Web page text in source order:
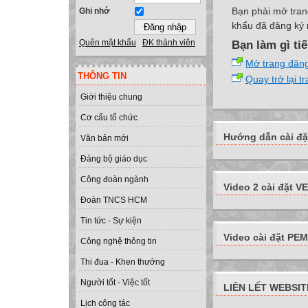
Ghi nhớ
Quên mật khẩu ĐK thành viên
THÔNG TIN
Giới thiệu chung
Cơ cấu tổ chức
Văn bản mới
Đảng bộ giáo dục
Công đoàn ngành
Đoàn TNCS HCM
Tin tức - Sự kiện
Công nghệ thông tin
Thi đua - Khen thưởng
Người tốt - Việc tốt
Lịch công tác
Bạn phải mở
khẩu đã đăng
Bạn làm gì
Mở trang
Quay trở lại
Hướng dẫn cài
Video 2 cài đặt
Video cài đặt
LIÊN LẾT